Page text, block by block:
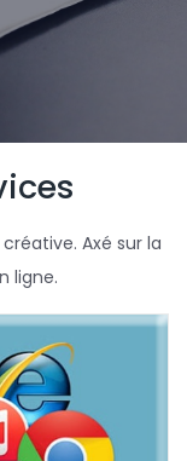
Axé sur la
ligne.